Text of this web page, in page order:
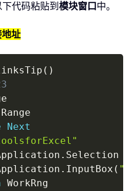
代码粘贴到 模块窗口中。
址
( )
Next
.
. InputBox (
WorkRng